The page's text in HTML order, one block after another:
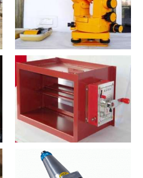
经纬仪？经纬仪2021价格和图
文详情
排烟阀？排烟阀2021价格和图